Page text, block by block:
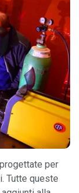
per
Tutte queste